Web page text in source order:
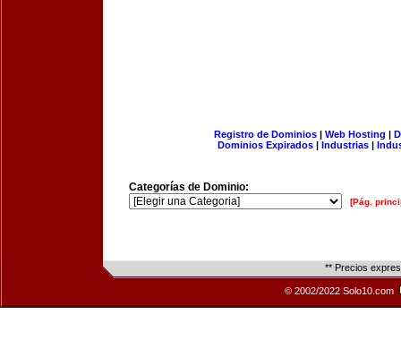
Registro de Dominios| Web Hosting |
Dominios Expirados | Industrias |
Categorías de Dominio:
[Pág.
** Precios
© 2002/2022 Solo10.com